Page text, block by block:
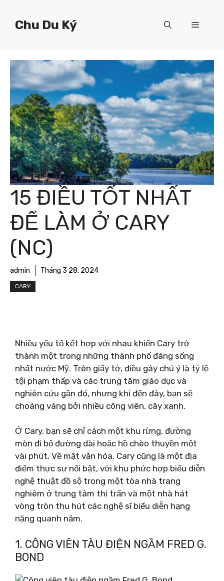
Chu Du Ký Menu
15 ĐIỀU TỐT NHẤT
ĐỂ LÀM Ở CARY
(NC)
admin Tháng 3 28, 2024
CARY
Nhiều yếu tố kết hợp với nhau khiến Cary trở
thành một trong những thành phố đáng sống
nhất nước Mỹ. Trên giấy tờ, điều gây chú ý là tỷ lệ
tội phạm thấp và các trung tâm giáo dục và
nghiên cứu gần đó, nhưng khi đến đây, bạn sẽ
choáng váng bởi nhiều công viên, cây xanh.
Ở Cary, bạn sẽ chỉ cách một khu rừng, đường
mòn đi bộ đường dài hoặc hồ chèo thuyền một
vài phút. Về mặt văn hóa, Cary cũng là một địa
điểm thực sự nổi bật, với khu phức hợp biểu diễn
nghệ thuật đồ sộ trong một tòa nhà trang
nghiêm ở trung tâm thị trấn và một nhà hát
vòng tròn thu hút các nghệ sĩ biểu diễn hạng
nặng quanh năm.
1. CÔNG VIÊN TÀU ĐIỆN NGẦM FRED G.
BOND